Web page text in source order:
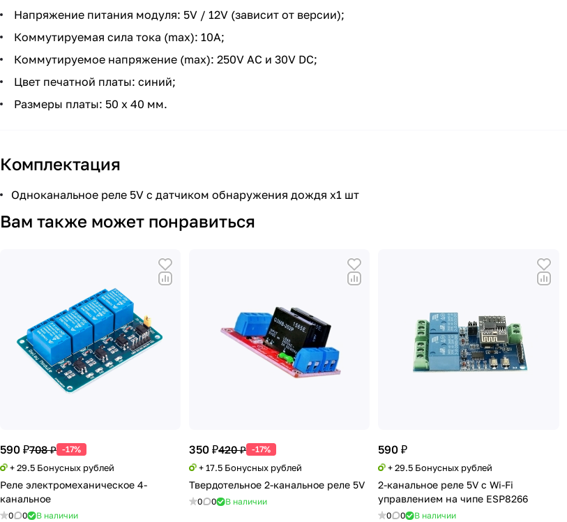
Напряжение питания модуля: 5V / 12V (зависит от версии);
Коммутируемая сила тока (max): 10A;
Коммутируемое напряжение (max): 250V AC и 30V DC;
Цвет печатной платы: синий;
Размеры платы: 50 x 40 мм.
Комплектация
Одноканальное реле 5V с датчиком обнаружения дождя x1 шт
Вам также может понравиться
590 ₽708 ₽ -17%
+ 29.5 Бонусных рублей
Реле электромеханическое 4-
канальное
0 0 В наличии
350 ₽420 ₽ -17%
+ 17.5 Бонусных рублей
Твердотельное 2-канальное реле 5V
0 0 В наличии
590 ₽
+ 29.5 Бонусных рублей
2-канальное реле 5V с Wi-Fi
управлением на чипе ESP8266
0 0 В наличии